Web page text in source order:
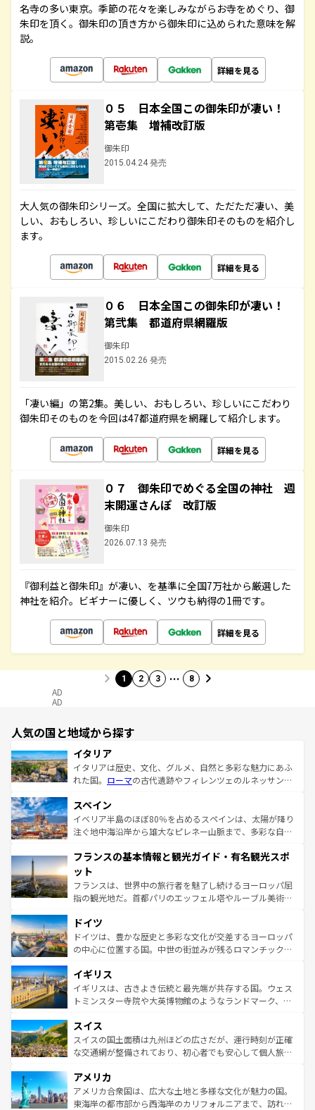
名寺の多い東京。季節の花々を楽しみながらお寺をめぐり、御
朱印を頂く。御朱印の頂き方から御朱印に込められた意味を解
説。
詳細を見る
０５ 日本全国この御朱印が凄い！
第壱集 増補改訂版
御朱印
2015.04.24 発売
大人気の御朱印シリーズ。全国に拡大して、ただただ凄い、美
しい、おもしろい、珍しいにこだわり御朱印そのものを紹介し
ます。
詳細を見る
０６ 日本全国この御朱印が凄い！
第弐集 都道府県網羅版
御朱印
2015.02.26 発売
「凄い編」の第2集。美しい、おもしろい、珍しいにこだわり
御朱印そのものを今回は47都道府県を網羅して紹介します。
詳細を見る
０７ 御朱印でめぐる全国の神社 週
末開運さんぽ 改訂版
御朱印
2026.07.13 発売
『御利益と御朱印』が凄い、を基準に全国7万社から厳選した
神社を紹介。ビギナーに優しく、ツウも納得の1冊です。
詳細を見る
1 2 3 … 8
AD
AD
人気の国と地域から探す
イタリア
イタリアは歴史、文化、グルメ、自然と多彩な魅力にあふ
れた国。 ローマの古代遺跡やフィレンツェのルネッサンス
ろん、トスカーナの美しい田園風景やアマルフィ海岸の絶
景など、自然景観も見逃せない。観光の合間には、本場の
ピザやパスタなど、絶品のイタリア料理を堪能することも
ませてくれるイタリアで、忘れられない旅をしてみよう！
なお、新着のイタリア情報は
しい。
スペイン
イベリア半島のほぼ80％を占めるスペインは、太陽が降り
注ぐ地中海沿岸から雄大なピレネー山脈まで、多彩な自然
文化が根付くこの国では、情熱的なフラメンコ、熱気あふ
れる闘牛、そして美味しいタパスが生活の一部となってい
る。首都マドリードの洗練された雰囲気や、バルセロナの
アートに溢れた街角から、地方では古代ローマ遺跡や中世
せる。地方によって風土や気候が異なるスペインはその個
性で訪れる人を魅了する。 なお、新着のスペイン情報は コ
ンテンツ一覧を参照してほしい。
フランスの基本情報と観光ガイド・有名観光スポ
ット
フランスは、世界中の旅行者を魅了し続けるヨーロッパ屈
指の観光地だ。首都パリのエッフェル塔やルーブル美術館
で、幅広い魅力が詰まっている。華麗な宮殿、歴史的な大
聖堂、美しいビーチ、そして豊かな自然が、訪れる者を心
から魅了する。また、フランスは美食の国としても知ら
いる。シャンパンの発祥地であるランス、プロヴァンスの
香り高いラベンダー畑など、多彩な楽しみ方が可能だ。さ
らに、パリ以外の地域にも魅力が溢れており、どの街角に
れる地方に足を運ぶとそれぞれで全く異なる文化を体験で
きるだろう。 なお、新着のフランス情報はコンテンツ一覧
を参照してほしい。
ドイツ
ドイツは、豊かな歴史と多彩な文化が交差するヨーロッパ
の中心に位置する国。中世の街並みが残るロマンチック街
顔を持つこの国は、どこを歩いても飽きることがない。ベ
ルリンの文化的活気、バイエルン州のアルプスの絶景、そ
してライン川沿いのワイン畑といった風景は必見。ビール
は、お酒好きな人にはぜひ体験してほしい。 なお、新着の
ドイツ情報はコンテンツ一覧を参照してほしい。
イギリス
イギリスは、古きよき伝統と最先端が共存する国。ウェス
トミンスター寺院や大英博物館のようなランドマーク、歴
リアごとに異なる魅力がある。また、優雅なアフタヌーン
ティー、ビール好きにはたまらない英国パブ、サッカー観
戦など、本場だからこそできる体験も豊富。イギリスを旅
ンツ一覧を参照してほしい。
スイス
スイスの国土面積は九州ほどの広さだが、運行時刻が正確
な交通網が整備されており、初心者でも安心して個人旅行
の建物がそのまま残る町や、スイスならではのユニークな
博物館もあり、アルプス観光だけでなく町歩きも満喫する
ことができる。国民の所得が高いため物価も高いが、旅行
アメリカ
アメリカ合衆国は、広大な土地と多様な文化が魅力の国。
東海岸の都市部から西海岸のカリフォルニアまで、訪れる